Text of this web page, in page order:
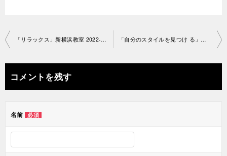
投
ナ
ビ
ー
コメントを残す
名前 必須